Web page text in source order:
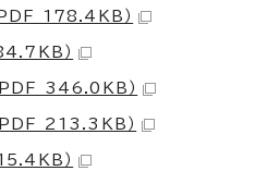
PDF 178.4KB）
）
PDF 346.0KB）
PDF 213.3KB）
）